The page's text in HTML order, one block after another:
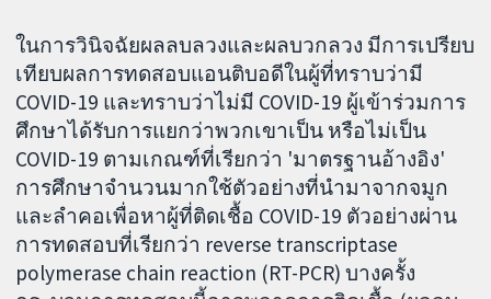
ในการวินิจฉัยผลลบลวงและผลบวกลวง มีการเปรียบ
เทียบผลการทดสอบแอนติบอดีในผู้ที่ทราบว่ามี
COVID-19 และทราบว่าไม่มี COVID-19 ผู้เข้าร่วมการ
ศึกษาได้รับการแยกว่าพวกเขาเป็น หรือไม่เป็น
COVID-19 ตามเกณฑ์ที่เรียกว่า 'มาตรฐานอ้างอิง'
การศึกษาจำนวนมากใช้ตัวอย่างที่นำมาจากจมูก
และลำคอเพื่อหาผู้ที่ติดเชื้อ COVID-19 ตัวอย่างผ่าน
การทดสอบที่เรียกว่า reverse transcriptase
polymerase chain reaction (RT-PCR) บางครั้ง